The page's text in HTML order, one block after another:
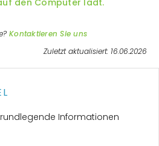
den Computer lädt.
Kontaktieren Sie uns
Zuletzt aktualisiert: 16.06.2026
Informationen